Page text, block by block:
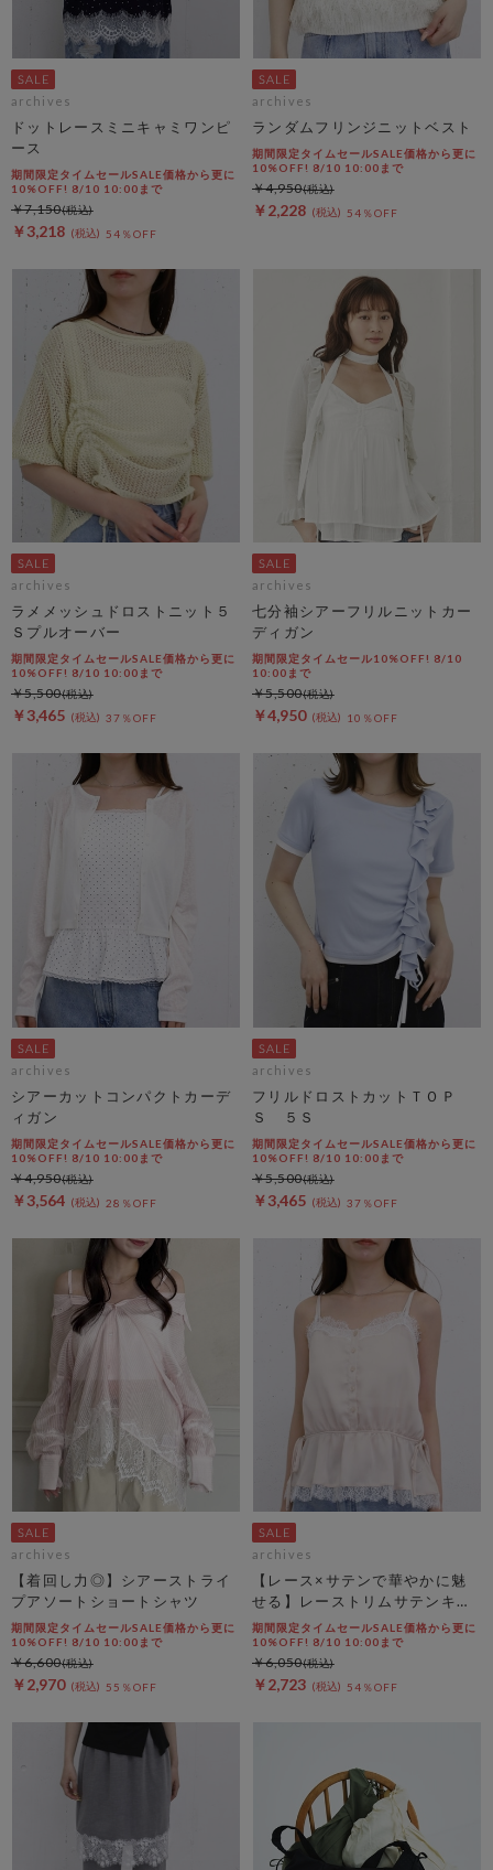
archives
ドットレースミニキャミワンピ
ース
期間限定タイムセールSALE価格から更に
10%OFF! 8/10 10:00まで
￥3,218 54％OFF
￥7,150
archives
ランダムフリンジニットベスト
期間限定タイムセールSALE価格から更に
10%OFF! 8/10 10:00まで
￥2,228 54％OFF
￥4,950
archives
ラメメッシュドロストニット５
Ｓプルオーバー
期間限定タイムセールSALE価格から更に
10%OFF! 8/10 10:00まで
￥3,465 37％OFF
￥5,500
archives
七分袖シアーフリルニットカー
ディガン
期間限定タイムセール10%OFF! 8/10
10:00まで
￥4,950 10％OFF
￥5,500
archives
シアーカットコンパクトカーデ
ィガン
期間限定タイムセールSALE価格から更に
10%OFF! 8/10 10:00まで
￥3,564 28％OFF
￥4,950
archives
フリルドロストカットＴＯＰ
Ｓ ５Ｓ
期間限定タイムセールSALE価格から更に
10%OFF! 8/10 10:00まで
￥3,465 37％OFF
￥5,500
archives
【着回し力◎】シアーストライ
プアソートショートシャツ
期間限定タイムセールSALE価格から更に
10%OFF! 8/10 10:00まで
￥2,970 55％OFF
￥6,600
archives
【レース×サテンで華やかに魅
せる】レーストリムサテンキャ
ミソール
期間限定タイムセールSALE価格から更に
10%OFF! 8/10 10:00まで
￥2,723 54％OFF
￥6,050